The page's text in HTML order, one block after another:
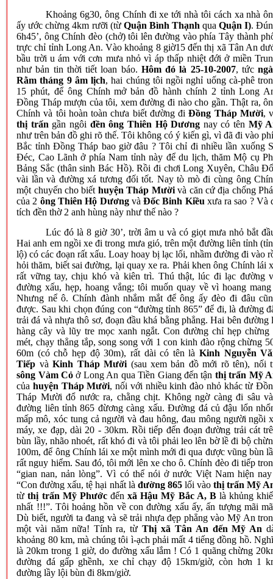
Khoảng 6g30, ông Chính đi xe tới nhà tôi cách xa nhà
ấy ước chừng 4km rưỡi (từ Quận Bình Thạnh quaQuận I).
6h45’, ông Chính đèo (chở) tôi lên đường vào phía Tây thành
trực chỉ tỉnh Long An. Vào khoảng 8 giờ15 đến thị xã Tân An
bầu trời u ám với cơn mưa nhỏ vì áp thấp nhiệt đới ở miền
như bản tin thời tiết loan báo. Hôm đó là 25-10-2007, tức
Rằm tháng 9 âm lịch, hai chúng tôi ngồi nghỉ uống cà-phê
15 phút, để ông Chính mở bản đồ hành chính 2 tỉnh Long
Đồng Tháp mượn của tôi, xem đường đi nào cho gần. Thật ra,
Chính và tôi hoàn toàn chưa biết đường điĐồng Tháp Mười,
thị trấn gần ngôi đền ông Thiên Hộ Dương nay có tên Mỹ
như trên bản đồ ghi rõ thế. Tôi không có ý kiến gì, vì đã đi vào
Bắc tỉnh Đồng Tháp bao giờ đâu ? Tôi chỉ đi nhiều lần xuống
Đéc, Cao Lãnh ở phíaNam tỉnh này để du lịch, thăm Mộ cụ
Bảng Sắc (thân sinh Bác Hồ). Rồi đi chơi Long Xuyên, Châu
vài lần và đường xá tương đối tốt. Nay tò mò đi cùng ông
một chuyến cho biết huyện Tháp Mườivà căn cứ địa chống
của 2 ông Thiên Hộ Dương và Đốc Binh Kiều xưa ra sao ? Và
tích đền thờ 2 anh hùng này như thế nào ?
Lúc đó là 8 giờ 30’, trời âm u và có giọt mưa nhỏ bắt
Hai anh em ngồi xe đi trong mưa gió, trên một đường liên tỉnh
lộ) có các đoạn rất xấu. Loay hoay bị lạc lối, nhầm đường đi vào
hỏi thăm, biết sai đường, lại quay xe ra. Phải khen ông Chính lái
rất vững tay, chịu khó và kiên trì. Thú thật, lúc đi lạc đường
đường xấu, hẹp, hoang vắng; tôi muốn quay về vì hoang
Nhưng nể ô. Chính đành nhắm mắt để ông ấy đèo đi đâu
được. Sau khi chọn đúng con “đường tỉnh 865” để đi, là đường
trải đá và nhựa thô sơ, đoạn đầu khá bằng phẳng. Hai bên đường
hàng cây và lũy tre mọc xanh ngắt. Con đường chỉ hẹp chừng
mét, chạy thẳng tắp, song song với 1 con kinh đào rộng chừng
60m (có chỗ hẹp độ 30m), rất dài có tên là Kinh Nguyễn
Tiếp vàKinh Tháp Mười (sau xem bản đồ mới rõ tên), nối
sông Vàm Cỏ ở Long An qua Tiền Giang đến tận thị trấn Mỹ
của huyện Tháp Mười, nối với nhiều kinh đào nhỏ khác từ
Tháp Mười đổ nước ra, chằng chịt. Không ngờ càng đi sâu
đường liên tỉnh 865 đừơng càng xấu. Đường đá củ đậu lổn
mấp mô, xóc tung cả người và đau hông, đau mông người ngồi
máy, xe đạp, dài 20 - 30km. Rồi tiếp đến đoạn đường trải cát
bùn lầy, nhão nhoét, rất khó đi và tôi phải leo lên bờ lề đi bộ
100m, để ông Chính lái xe một mình mới đi qua được vũng bùn
rất nguy hiểm. Sau đó, tôi mới lên xe cho ô. Chính đèo đi tiếp
“gian nan, nản lòng”. Vì có thể nói ở nước Việt Nam hiện
“Con đường xấu, tệ hại nhất là đường 865lối vào thị trấn Mỹ
từthị trấn Mỹ Phướcđếnxã Hậu Mỹ Bắc A, Blà khủng
nhất !!!”. Tôi hoảng hồn về con đường xấu ấy, ấn tượng mãi
Dù biết, người ta đang và sẽ trải nhựa đẹp phẳng vào Mỹ An
một vài năm nữa! Tính ra, từThị xã Tân An đến Mỹ An
khoảng 80 km, mà chúng tôi ì-ạch phải mất 4 tiếng đồng hồ.
là 20km trong 1 giờ, do đường xấu lắm ! Có 1 quãng chừng
đường đá gấp ghềnh, xe chỉ chạy độ 15km/giờ, còn hơn 1
đường lầy lội bùn đi 8km/giờ.